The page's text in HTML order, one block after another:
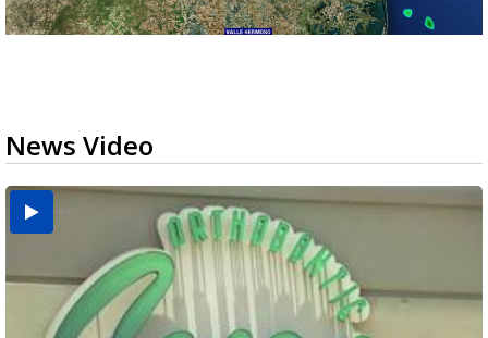
News Video